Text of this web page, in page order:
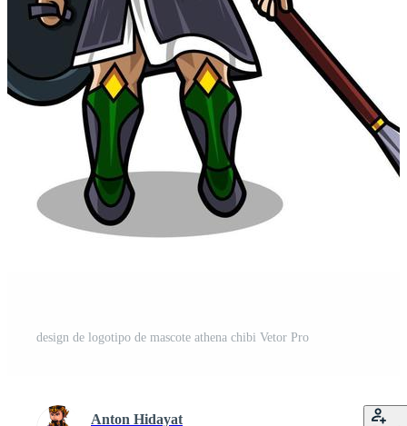
design de logotipo de mascote athena chibi Vetor Pro
Anton Hidayat